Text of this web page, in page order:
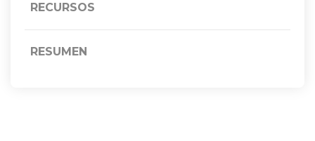
RECURSOS
RESUMEN